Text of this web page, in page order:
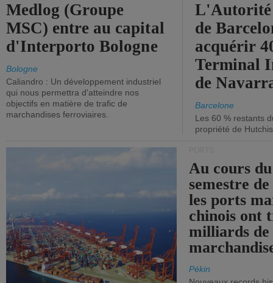
Medlog (Groupe
MSC) entre au capital
d'Interporto Bologne
Bologne
Caliandro : Un développement industriel
qui nous permettra d'atteindre nos
objectifs en matière de trafic de
marchandises ferroviaires.
de
acquérir
Terminal
de
Barcelone
Les 60 % restants
propriété de
Au cours
semestre
les ports
chinois ont
milliards de
Pékin